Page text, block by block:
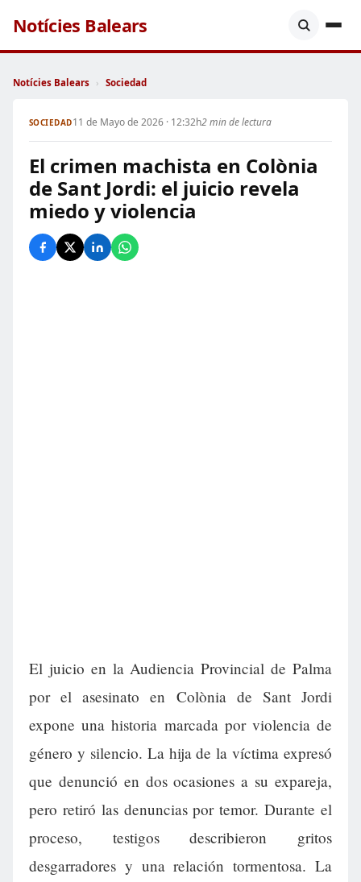
Notícies Balears
Notícies Balears › Sociedad
SOCIEDAD11 de Mayo de 2026 · 12:32h2 min de lectura
El crimen machista en Colònia
de Sant Jordi: el juicio revela
miedo y violencia
El juicio en la Audiencia Provincial de Palma
por el asesinato en Colònia de Sant Jordi
expone una historia marcada por violencia de
género y silencio. La hija de la víctima expresó
que denunció en dos ocasiones a su expareja,
pero retiró las denuncias por temor. Durante el
proceso, testigos describieron gritos
desgarradores y una relación tormentosa. La